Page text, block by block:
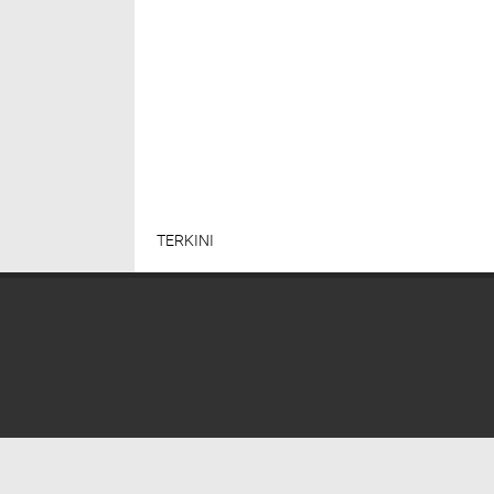
TERKINI